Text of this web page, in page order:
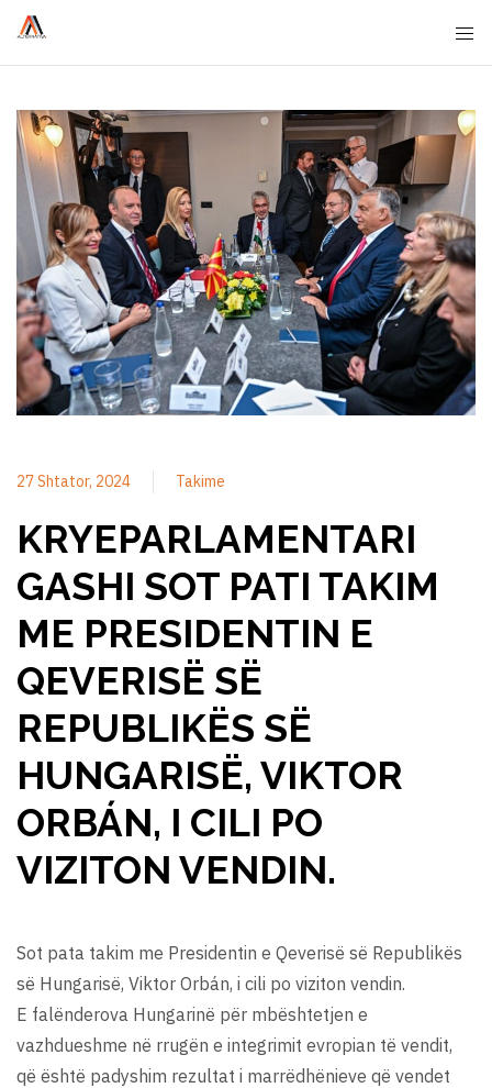
27 Shtator, 2024 Takime
KRYEPARLAMENTARI
GASHI SOT PATI TAKIM
ME PRESIDENTIN E
QEVERISË SË
REPUBLIKËS SË
HUNGARISË, VIKTOR
ORBÁN, I CILI PO
VIZITON VENDIN.
Sot pata takim me Presidentin e Qeverisë së Republikës
së Hungarisë, Viktor Orbán, i cili po viziton vendin.
E falënderova Hungarinë për mbështetjen e
vazhdueshme në rrugën e integrimit evropian të vendit,
që është padyshim rezultat i marrëdhënieve që vendet